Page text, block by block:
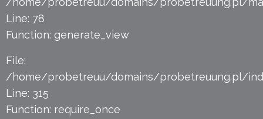
Line: 78
Function: generate_view
File:
/home/probetreuu/domains/probetreuung.pl/
Line: 315
Function: require_once